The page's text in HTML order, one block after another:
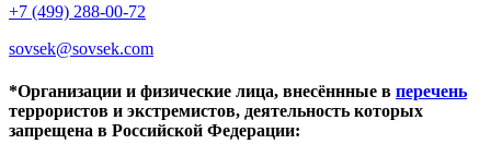
+7 (499) 288-00-72
sovsek@sovsek.com
*Организации и физические лица, внесённные в перечень
террористов и экстремистов, деятельность которых
запрещена в Российской Федерации: